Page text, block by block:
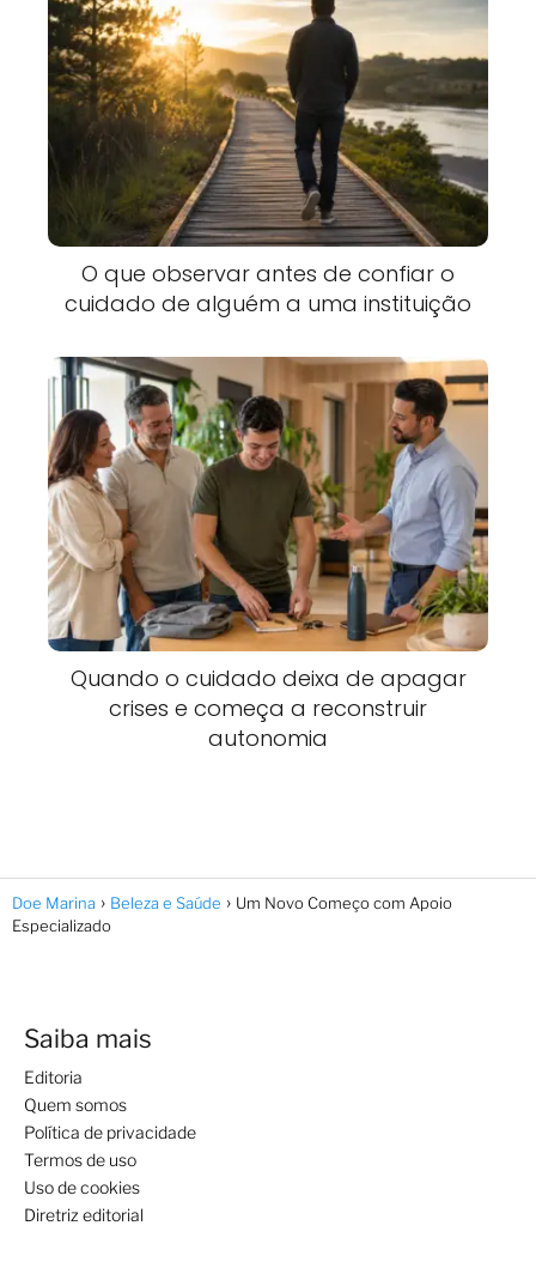
O que observar antes de confiar o
cuidado de alguém a uma instituição
Quando o cuidado deixa de apagar
crises e começa a reconstruir
autonomia
Doe Marina Beleza e Saúde
Um Novo Começo com Apoio
Especializado
Saiba mais
Editoria
Quem somos
Política de privacidade
Termos de uso
Uso de cookies
Diretriz editorial